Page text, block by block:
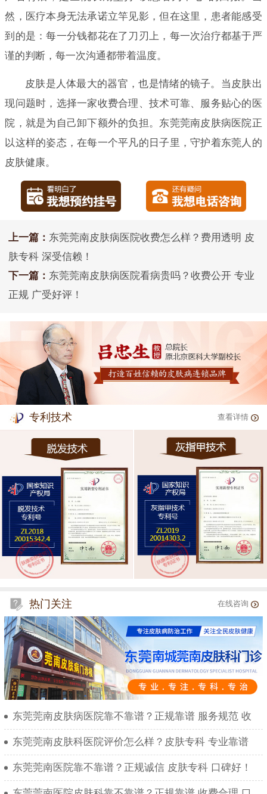
然，医疗本身无法承诺立竿见影，但在这里，患者能感受
到的是：每一分钱都花在了刀刃上，每一次治疗都基于严
谨的判断，每一次沟通都带着温度。
皮肤是人体最大的器官，也是情绪的镜子。当皮肤出
现问题时，选择一家收费合理、技术可靠、服务贴心的医
院，就是为自己卸下额外的负担。东莞莞南皮肤病医院正
以这样的姿态，在每一个平凡的日子里，守护着东莞人的
皮肤健康。
上一篇： 东莞莞南皮肤病医院收费怎么样？费用透明 皮
肤专科 深受信赖！
下一篇： 东莞莞南皮肤病医院看病贵吗？收费公开 专业
正规 广受好评！
专利技术 查看详情
热门关注 在线咨询
东莞莞南皮肤病医院靠不靠谱？正规靠谱 服务规范 收
东莞莞南皮肤科医院评价怎么样？皮肤专科 专业靠谱
东莞莞南医院靠不靠谱？正规诚信 皮肤专科 口碑好！